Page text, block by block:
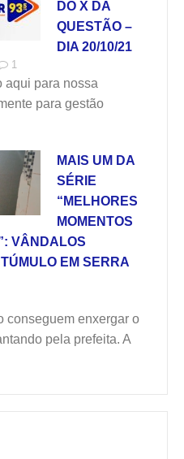
DO X DA
QUESTÃO –
DIA 20/10/21
1
aqui para nossa
para gestão
MAIS UM DA
SÉRIE
“MELHORES
MOMENTOS
VÂNDALOS
EM SERRA
conseguem enxergar o
pela prefeita. A